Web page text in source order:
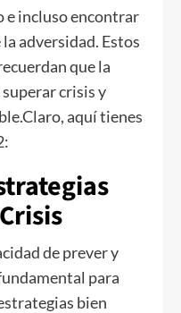
e incluso encontrar
adversidad. Estos
que la
crisis y
aquí tienes
de prever y
para
bien